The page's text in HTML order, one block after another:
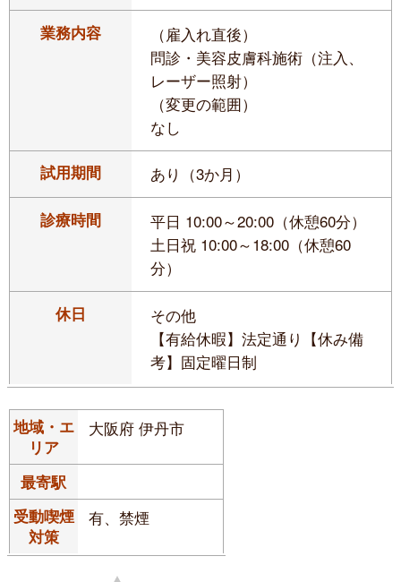
業務内容
（雇入れ直後）
問診・美容皮膚科施術（注入、
レーザー照射）
（変更の範囲）
なし
試用期間 あり（3か月）
診療時間
平日 10:00～20:00（休憩60分）
土日祝 10:00～18:00（休憩60
分）
休日
その他
【有給休暇】法定通り【休み備
考】固定曜日制
地域・エ
リア
大阪府 伊丹市
最寄駅
受動喫煙
対策
有、禁煙